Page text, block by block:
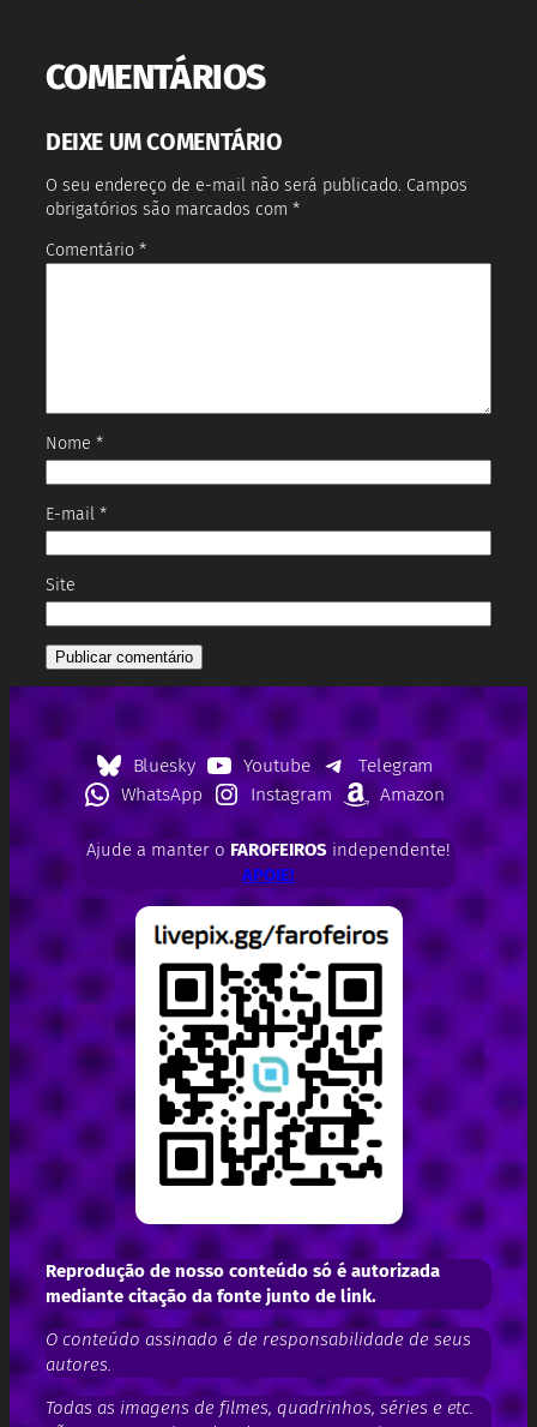
COMENTÁRIOS
DEIXE UM COMENTÁRIO
O seu endereço de e-mail não será publicado. Campos
obrigatórios são marcados com *
Comentário *
Nome *
E-mail *
Site
Bluesky Youtube
Telegram
WhatsApp
Instagram Amazon
Ajude a manter o FAROFEIROSindependente!
APOIE!
Reprodução de nosso conteúdo só é autorizada
mediante citação da fonte junto de link.
O conteúdo assinado é de responsabilidade de seus
autores.
Todas as imagens de filmes, quadrinhos, séries e etc.